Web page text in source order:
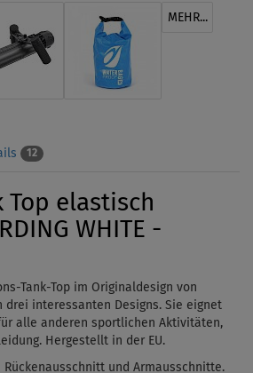
MEHR...
12
Top elastisch
WHITE -
Tank-Top im Originaldesign von
in drei interessanten Designs. Sie eignet
alle anderen sportlichen Aktivitäten,
Hergestellt in der EU.
Rückenausschnitt und Armausschnitte.